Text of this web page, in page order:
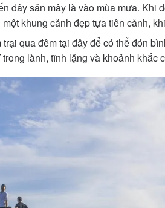
đây săn mây là vào mùa mưa. Khi
khung cảnh đẹp tựa tiên cảnh,
qua đêm tại đây để có thể đón
lành, tĩnh lặng và khoảnh khắc